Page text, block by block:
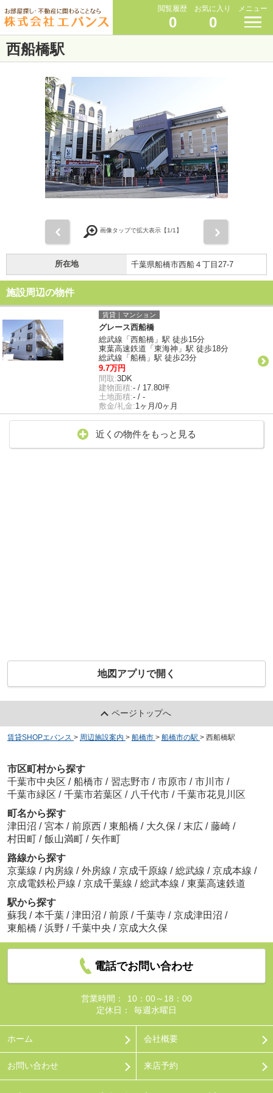
閲覧履歴
0
お気に入り
0
メニュー
西船橋駅
画像タップで拡大表示【1/1】
所在地 千葉県船橋市西船４丁目27-7
施設周辺の物件
賃貸｜マンション
グレース西船橋
総武線「西船橋」駅 徒歩15分
東葉高速鉄道「東海神」駅 徒歩18分
総武線「船橋」駅 徒歩23分
9.7万円
間取:3DK
建物面積:- / 17.80坪
土地面積:- / -
敷金/礼金:1ヶ月/0ヶ月
近くの物件をもっと見る
地図アプリで開く
ページトップへ
賃貸SHOPエバンス > 周辺施設案内 > 船橋市 > 船橋市の駅 > 西船橋駅
市区町村から探す
千葉市中央区 / 船橋市 / 習志野市 / 市原市 / 市川市 /
千葉市緑区 / 千葉市若葉区 / 八千代市 / 千葉市花見川区
町名から探す
津田沼 / 宮本 / 前原西 / 東船橋 / 大久保 / 末広 / 藤崎 /
村田町 / 飯山満町 / 矢作町
路線から探す
京葉線 / 内房線 / 外房線 / 京成千原線 / 総武線 / 京成本線 /
京成電鉄松戸線 / 京成千葉線 / 総武本線 / 東葉高速鉄道
駅から探す
蘇我 / 本千葉 / 津田沼 / 前原 / 千葉寺 / 京成津田沼 /
東船橋 / 浜野 / 千葉中央 / 京成大久保
電話でお問い合わせ
営業時間：
10：00～18：00
定休日：
毎週水曜日
ホーム 会社概要
お問い合わせ 来店予約